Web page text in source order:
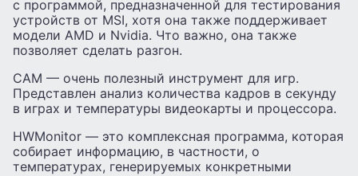
с программой, предназначенной для тестирования
устройств от MSI, хотя она также поддерживает
модели AMD и Nvidia. Что важно, она также
позволяет сделать разгон.
CAM — очень полезный инструмент для игр.
Представлен анализ количества кадров в секунду
в играх и температуры видеокарты и процессора.
HWMonitor — это комплексная программа, которая
собирает информацию, в частности, о
температурах, генерируемых конкретными